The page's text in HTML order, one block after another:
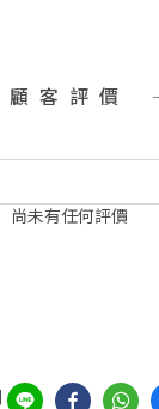
顧客評價
尚未有任何評價